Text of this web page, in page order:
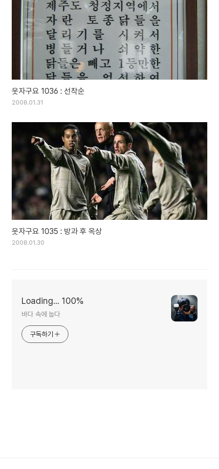
웃자구요 1036 : 선착순
2008.01.31
웃자구요 1035 : 방과 후 옥상
2008.01.30
Loading... 100%
바다 속에 눕다
구독하기